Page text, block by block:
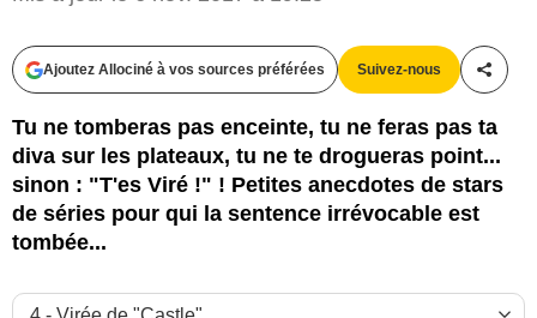
Ajoutez Allociné à vos sources préférées Suivez-nous
Tu ne tomberas pas enceinte, tu ne feras pas ta
diva sur les plateaux, tu ne te drogueras point...
sinon : "T'es Viré !" ! Petites anecdotes de stars
de séries pour qui la sentence irrévocable est
tombée...